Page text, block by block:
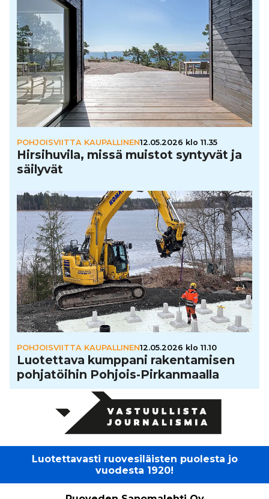
POHJOISVIITTA KAUPALLINEN12.05.2026 klo 11.35
Hir­si­hu­vila, missä muistot syntyvät ja
säilyvät
POHJOISVIITTA KAUPALLINEN12.05.2026 klo 11.10
Luo­tet­tava kumppani raken­ta­mi­sen
poh­ja­töi­hin Pohjois-Pir­kan­maalla
Luotettavasti ruovesiläisten puolesta jo
vuodesta 1920!